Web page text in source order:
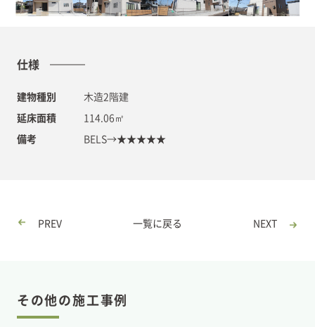
仕様
建物種別 木造2階建
延床面積 114.06㎡
備考 BELS→★★★★★
PREV 一覧に戻る NEXT
その他の施工事例